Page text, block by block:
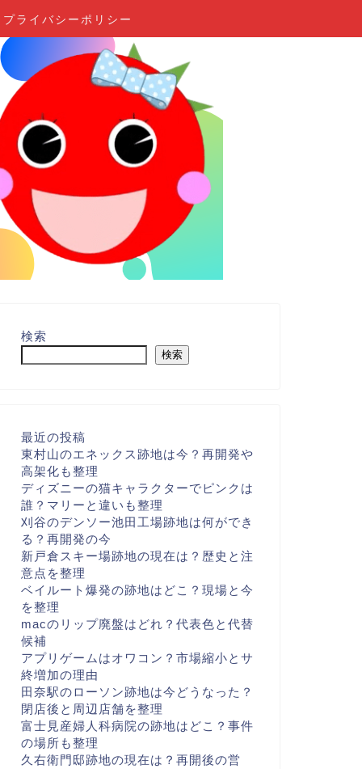
プライバシーポリシー
検索
検索
最近の投稿
東村山のエネックス跡地は今？再開発や
高架化も整理
ディズニーの猫キャラクターでピンクは
誰？マリーと違いも整理
刈谷のデンソー池田工場跡地は何ができ
る？再開発の今
新戸倉スキー場跡地の現在は？歴史と注
意点を整理
ベイルート爆発の跡地はどこ？現場と今
を整理
macのリップ廃盤はどれ？代表色と代替
候補
アプリゲームはオワコン？市場縮小とサ
終増加の理由
田奈駅のローソン跡地は今どうなった？
閉店後と周辺店舗を整理
富士見産婦人科病院の跡地はどこ？事件
の場所も整理
久右衛門邸跡地の現在は？再開後の営